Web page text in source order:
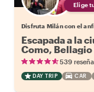
Elige
Disfruta Milán con el
Escapada a la
Como, Bellagio
539
DAY TRIP CAR